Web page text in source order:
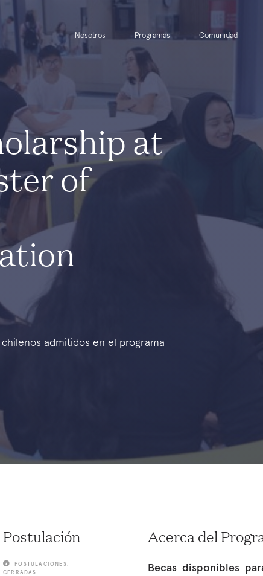
Nosotros Programas Comunidad
at
of
admitidos en el programa
Postulación
POSTULACIONES:
CERRADAS
Acerca del
Becas disponibles